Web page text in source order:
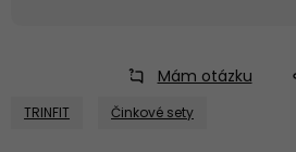
Mám otázku
TRINFIT Činkové sety